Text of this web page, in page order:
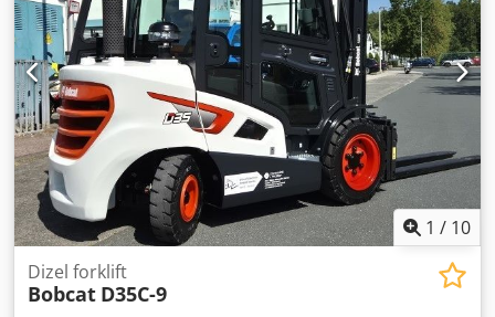
1 / 10
Dizel forklift
Bobcat D35C-9